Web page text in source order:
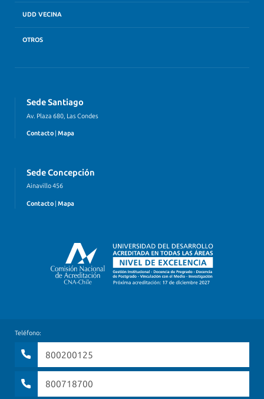
UDD VECINA
OTROS
Sede Santiago
Av. Plaza 680, Las Condes
Contacto | Mapa
Sede Concepción
Ainavillo 456
Contacto | Mapa
Teléfono:
800200125
800718700